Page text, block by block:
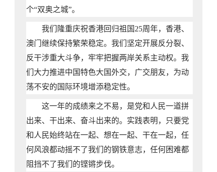
个“双奥之城”。
我们隆重庆祝香港回归祖国25周年，香港、
澳门继续保持繁荣稳定。我们坚定开展反分裂、
反干涉重大斗争，牢牢把握两岸关系主动权。我
们大力推进中国特色大国外交，广交朋友，为动
荡不安的国际环境增添稳定性。
这一年的成绩来之不易，是党和人民一道拼
出来、干出来、奋斗出来的。实践表明，只要党
和人民始终站在一起、想在一起、干在一起，任
何风浪都动摇不了我们的钢铁意志，任何困难都
阻挡不了我们的铿锵步伐。